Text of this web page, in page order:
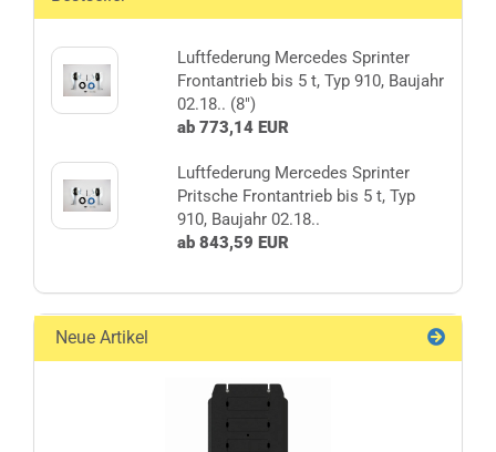
Luftfederung Mercedes Sprinter
Frontantrieb bis 5 t, Typ 910, Baujahr
02.18.. (8")
ab 773,14 EUR
Luftfederung Mercedes Sprinter
Pritsche Frontantrieb bis 5 t, Typ
910, Baujahr 02.18..
ab 843,59 EUR
Neue Artikel